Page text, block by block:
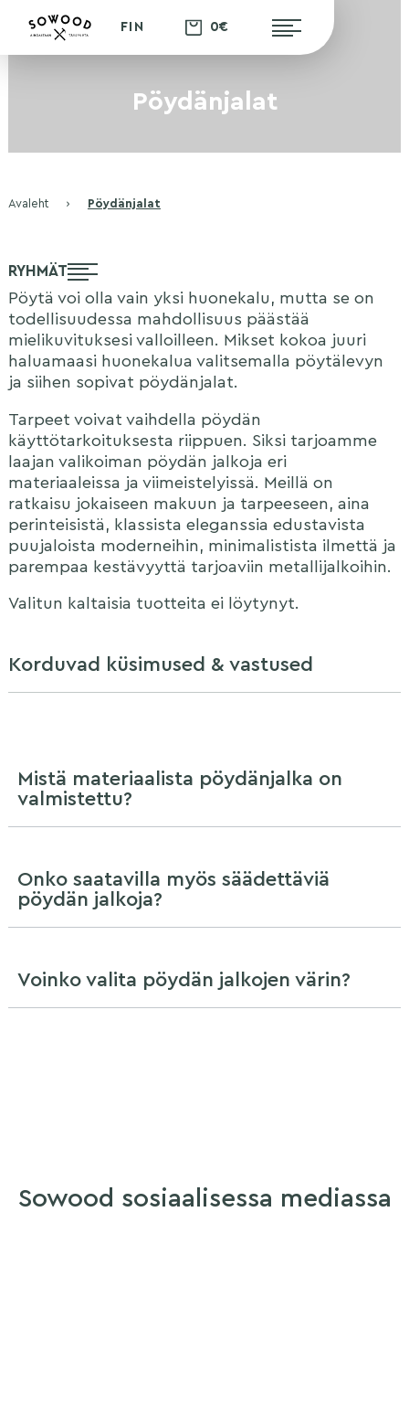
FIN 0€
Pöydänjalat
Avaleht › Pöydänjalat
RYHMÄT
Pöytä voi olla vain yksi huonekalu, mutta se on
todellisuudessa mahdollisuus päästää
mielikuvituksesi valloilleen. Mikset kokoa juuri
haluamaasi huonekalua valitsemalla pöytälevyn
ja siihen sopivat pöydänjalat.
Tarpeet voivat vaihdella pöydän
käyttötarkoituksesta riippuen. Siksi tarjoamme
laajan valikoiman pöydän jalkoja eri
materiaaleissa ja viimeistelyissä. Meillä on
ratkaisu jokaiseen makuun ja tarpeeseen, aina
perinteisistä, klassista eleganssia edustavista
puujaloista moderneihin, minimalistista ilmettä ja
parempaa kestävyyttä tarjoaviin metallijalkoihin.
Valitun kaltaisia tuotteita ei löytynyt.
Korduvad küsimused & vastused
Mistä materiaalista pöydänjalka on
valmistettu?
Onko saatavilla myös säädettäviä
pöydän jalkoja?
Voinko valita pöydän jalkojen värin?
Sowood sosiaalisessa mediassa